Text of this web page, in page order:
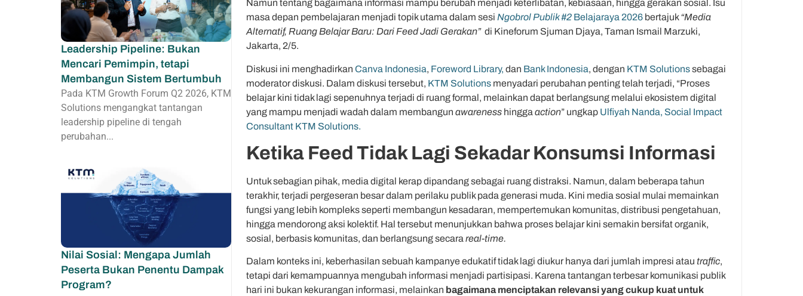
Leadership Pipeline: Bukan
Mencari Pemimpin, tetapi
Membangun Sistem Bertumbuh
Pada KTM Growth Forum Q2 2026, KTM
Solutions mengangkat tantangan
leadership pipeline di tengah
perubahan...
Nilai Sosial: Mengapa Jumlah
Peserta Bukan Penentu Dampak
Program?
Namun tentang bagaimana informasi mampu berubah menjadi keterlibatan, kebiasaan, hingga gerakan sosial. Isu
masa depan pembelajaran menjadi topik utama dalam sesi Ngobrol Publik #2 Belajaraya 2026 bertajuk“Media
Alternatif, Ruang Belajar Baru: Dari Feed Jadi Gerakan” di Kineforum Sjuman Djaya, Taman Ismail Marzuki,
Jakarta, 2/5.
Diskusi ini menghadirkan Canva Indonesia, Foreword Library, dan Bank Indonesia, dengan KTM Solutionssebagai
moderator diskusi. Dalam diskusi tersebut, KTM Solutions menyadari perubahan penting telah terjadi, “Proses
belajar kini tidak lagi sepenuhnya terjadi di ruang formal, melainkan dapat berlangsung melalui ekosistem digital
yang mampu menjadi wadah dalam membangun awareness hingga action” ungkap Ulfiyah Nanda, Social Impact
Consultant KTM Solutions.
Ketika Feed Tidak Lagi Sekadar Konsumsi Informasi
Untuk sebagian pihak, media digital kerap dipandang sebagai ruang distraksi. Namun, dalam beberapa tahun
terakhir, terjadi pergeseran besar dalam perilaku publik pada generasi muda. Kini media sosial mulai memainkan
fungsi yang lebih kompleks seperti membangun kesadaran, mempertemukan komunitas, distribusi pengetahuan,
hingga mendorong aksi kolektif. Hal tersebut menunjukkan bahwa proses belajar kini semakin bersifat organik,
sosial, berbasis komunitas, dan berlangsung secara real-time.
Dalam konteks ini, keberhasilan sebuah kampanye edukatif tidak lagi diukur hanya dari jumlah impresi atau traffic,
tetapi dari kemampuannya mengubah informasi menjadi partisipasi. Karena tantangan terbesar komunikasi publik
hari ini bukan kekurangan informasi, melainkan bagaimana menciptakan relevansi yang cukup kuat untuk